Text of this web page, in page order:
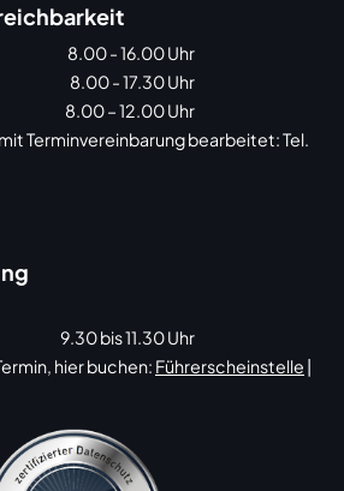
8.00 - 16.00 Uhr
8.00 - 17.30 Uhr
8.00 – 12.00 Uhr
Terminvereinbarung bearbeitet: Tel.
9.30 bis 11.30 Uhr
hier buchen: Führerscheinstelle |